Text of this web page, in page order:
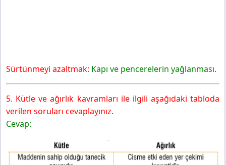
Sürtünmeyi azaltmak: Kapı ve pencerelerin yağlanması.
5. Kütle ve ağırlık kavramları ile ilgili aşağıdaki tabloda
verilen soruları cevaplayınız.
Cevap: